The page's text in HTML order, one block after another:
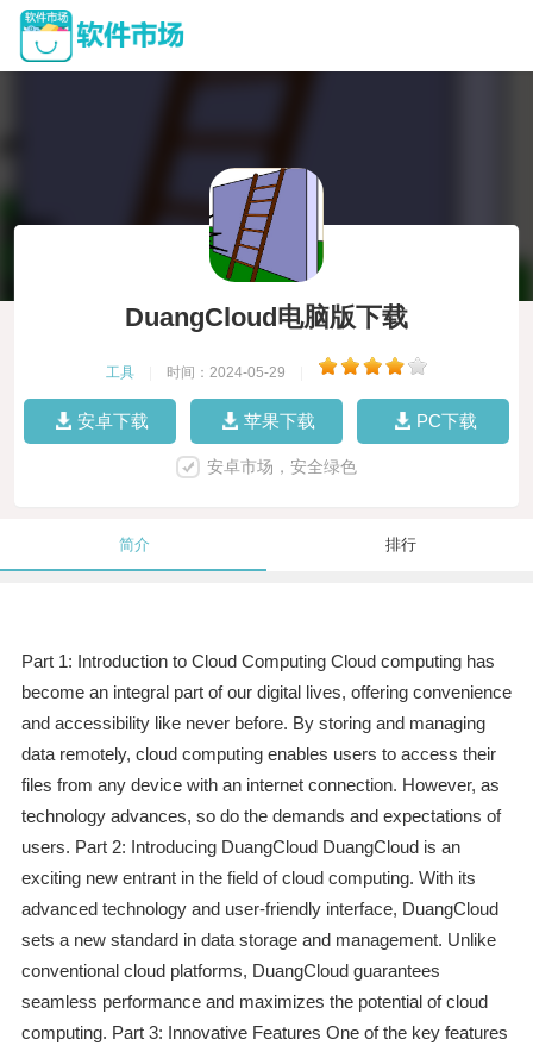
DuangCloud电脑版下载
工具 时间：2024-05-29
安卓下载 苹果下载 PC下载
安卓市场，安全绿色
简介 排行
Part 1: Introduction to Cloud Computing Cloud computing has
become an integral part of our digital lives, offering convenience
and accessibility like never before. By storing and managing
data remotely, cloud computing enables users to access their
files from any device with an internet connection. However, as
technology advances, so do the demands and expectations of
users. Part 2: Introducing DuangCloud DuangCloud is an
exciting new entrant in the field of cloud computing. With its
advanced technology and user-friendly interface, DuangCloud
sets a new standard in data storage and management. Unlike
conventional cloud platforms, DuangCloud guarantees
seamless performance and maximizes the potential of cloud
computing. Part 3: Innovative Features One of the key features